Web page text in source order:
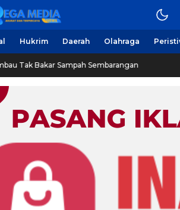
Regamedianews.com
Berita Harian Online
Hukrim Daerah Olahraga
Bakar Sampah Sembarangan